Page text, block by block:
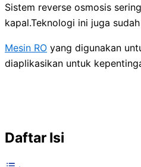
Sistem reverse osmosis
kapal.Teknologi ini juga
Mesin RO yang digunakan
diaplikasikan untuk
Daftar Isi